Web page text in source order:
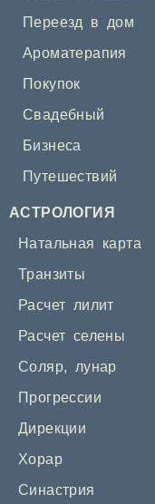
Переезд в дом
Ароматерапия
Покупок
Свадебный
Бизнеса
Путешествий
АСТРОЛОГИЯ
Натальная карта
Транзиты
Расчет лилит
Расчет селены
Соляр, лунар
Прогрессии
Дирекции
Хорар
Синастрия